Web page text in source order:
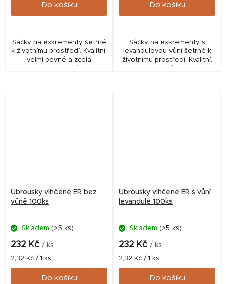
Do košíku
Sáčky na exkrementy šetrné
k životnímu prostředí. Kvalitní,
velmi pevné a zcela
Do košíku
Sáčky na exkrementy s
levandulovou vůní šetrné k
životnímu prostředí. Kvalitní,
Ubrousky vlhčené ER bez
vůně 100ks
Skladem (>5 ks)
232 Kč / ks
Měrná
cena:
2,32 Kč / 1 ks
Do košíku
Ubrousky vlhčené ER s vůní
levandule 100ks
Skladem (>5 ks)
232 Kč / ks
Měrná
cena:
2,32 Kč / 1 ks
Do košíku